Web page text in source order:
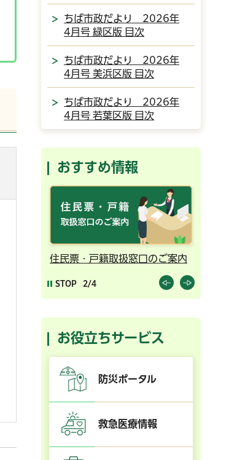
ちば市政だより 2026年
4月号 緑区版 目次
ちば市政だより 2026年
4月号 美浜区版 目次
ちば市政だより 2026年
4月号 若葉区版 目次
おすすめ情報
住民票・戸籍取扱窓口のご案内
STOP 2/4
お役立ちサービス
防災ポータル
救急医療情報